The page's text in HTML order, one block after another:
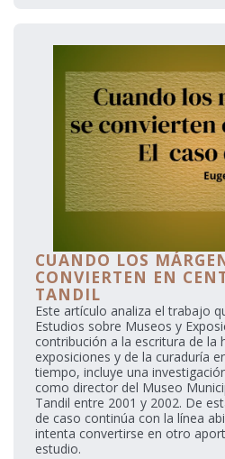
CUANDO LOS
CONVIERTEN EN
TANDIL
Este artículo analiza el trabajo
Estudios sobre Museos y
contribución a la escritura de la
exposiciones y de la curaduría
tiempo, incluye una
como director del Museo
Tandil entre 2001 y 2002. De
de caso continúa con la línea
intenta convertirse en otro
estudio.